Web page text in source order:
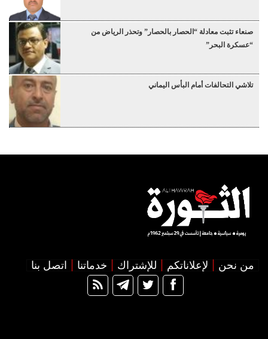
صنعاء تثبت معادلة “الحصار بالحصار” وتحذر الرياض من
“عسكرة البحر”
تلاشي التحالفات أمام البأس اليماني
من نحن لإعلاناتكم للإشتراك خدماتنا اتصل بنا